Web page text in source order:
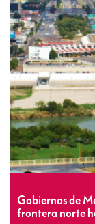
Gobiernos de
frontera norte